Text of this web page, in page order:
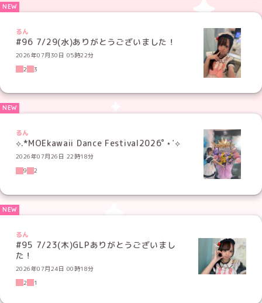
るん
#96 7/29(水)ありがとうございました！
2026年07月30日 05時22分
2
3
るん
⟡.*MOEkawaii Dance Festival2026ﾟ⋆˙⟡
2026年07月26日 22時18分
9
2
るん
#95 7/23(木)GLPありがとうございまし
た！
2026年07月24日 00時18分
2
1